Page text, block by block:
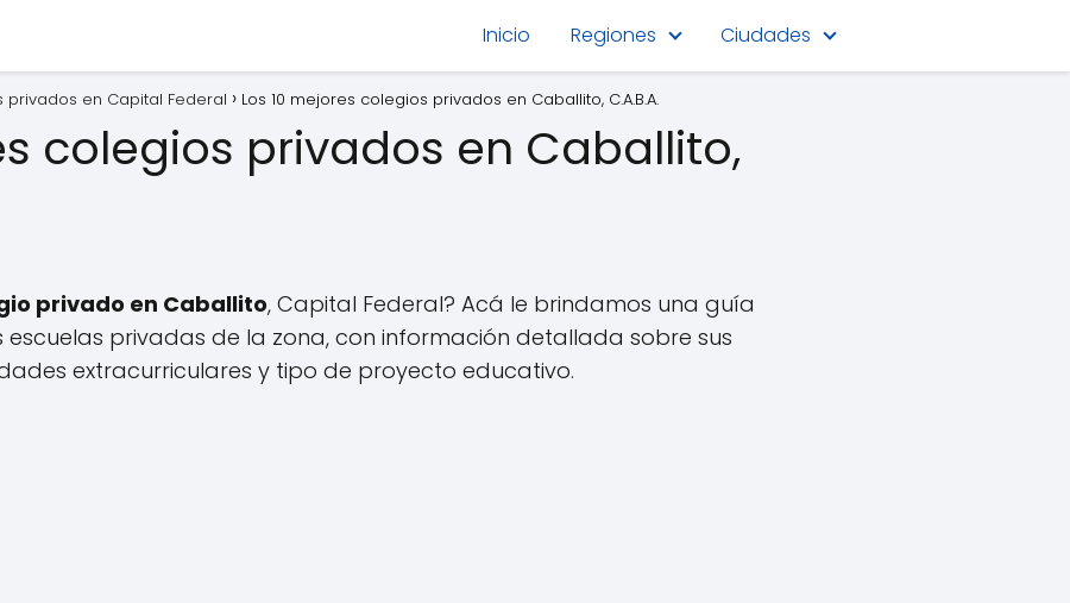
Inicio Regiones Ciudades
privados en Capital Federal Los 10 mejores colegios privados en Caballito, C.A.B.A.
colegios privados en Caballito,
privado en Caballito, Capital Federal? Acá le brindamos una guía
privadas de la zona, con información detallada sobre sus
extracurriculares y tipo de proyecto educativo.